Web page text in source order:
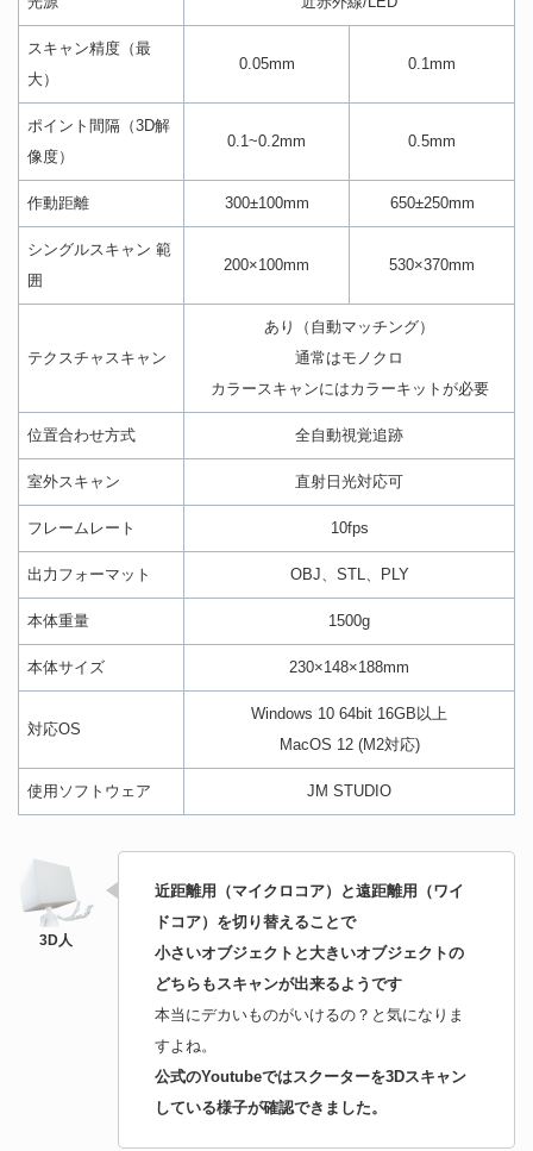
スキャン精度（最
大）
0.05mm 0.1mm
ポイント間隔（3D解
像度）
0.1~0.2mm 0.5mm
作動距離 300±100mm 650±250mm
シングルスキャン 範
囲
200×100mm 530×370mm
テクスチャスキャン
あり（自動マッチング）
通常はモノクロ
カラースキャンにはカラーキットが必要
位置合わせ方式 全自動視覚追跡
室外スキャン 直射日光対応可
フレームレート 10fps
出力フォーマット OBJ、STL、PLY
本体重量 1500g
本体サイズ 230×148×188mm
対応OS
Windows 10 64bit 16GB以上
MacOS 12 (M2対応)
使用ソフトウェア JM STUDIO
近距離用（マイクロコア）と遠距離用（ワイ
ドコア）を切り替えることで
小さいオブジェクトと大きいオブジェクトの
どちらもスキャンが出来るようです
本当にデカいものがいけるの？と気になりま
すよね。
公式のYoutubeではスクーターを3Dスキャン
している様子が確認できました。